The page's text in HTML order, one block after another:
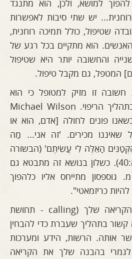
למושא, ולכן, הוא מתנגד
יש שתי סיבות לאפשרות
שטיפול, כולל תמיכה רוחנית,
הוא מתקיים בכל רגע של
והחשובה יותר היא שטיפול
המטפל, גם מקבל טיפול.
חשובה זו מזיק למטופל כי הוא
מנציח עמדה פסיבית בתהליך הריפוי. Michael Wilson
פונים לחולה [אדם, הוא או
שאיננו מכירים. 'זה אני... מַה
הָאֵלֶּה לִי עֲשִׂיתֶם' (הבשורה
הקדושה על פי מתי כה:40). כשלון בנושא זה מתבטא גם
גוספסון מתייחס אליו כלהפוך
כריזמאטי".
הסמכות שלך עולה מהקריאה שלך (calling - תחושת
בתהליך שעברת כדי להבחין
אותה. הרשות, הידע ומערכות
בהבנה שלך את הקריאה